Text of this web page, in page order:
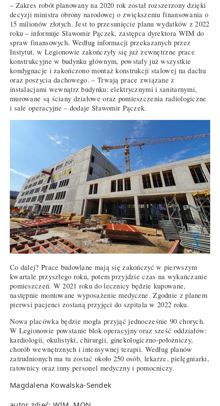
– Zakres robót planowany na 2020 rok został rozszerzony dzięki
decyzji ministra obrony narodowej o zwiększeniu finansowania o
15 milionów złotych. Jest to przesunięcie planu wydatków z 2022
roku – informuje Sławomir Pączek, zastępca dyrektora WIM do
spraw finansowych. Według informacji przekazanych przez
Instytut, w Legionowie zakończyły się już zewnętrzne prace
konstrukcyjne w budynku głównym, powstały już wszystkie
kondygnacje i zakończono montaż konstrukcji stalowej na dachu
oraz poszycia dachowego. – Trwają prace związane z
instalacjami wewnątrz budynku: elektrycznymi i sanitarnymi,
murowane są ściany działowe oraz pomieszczenia radiologiczne
i sale operacyjne – dodaje Sławomir Pączek.
Co dalej? Prace budowlane mają się zakończyć w pierwszym
kwartale przyszłego roku, potem przyjdzie czas na wykańczanie
pomieszczeń. W 2021 roku do lecznicy będzie kupowane,
następnie montowane wyposażenie medyczne. Zgodnie z planem
pierwsi pacjenci zostaną przyjęci do szpitala w 2022 roku.
Nowa placówka będzie mogła przyjąć jednocześnie 90 chorych.
W Legionowie powstanie blok operacyjny oraz sześć oddziałów:
kardiologii, okulistyki, chirurgii, ginekologiczno-położniczy,
chorób wewnętrznych i intensywnej terapii. Według planów
zatrudnionych ma tu zostać około 250 osób, lekarze, pielęgniarki,
ratownicy oraz inny personel medyczny i pomocniczy.
Magdalena Kowalska-Sendek